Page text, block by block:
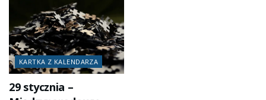
KARTKA Z KALENDARZA
29 stycznia –